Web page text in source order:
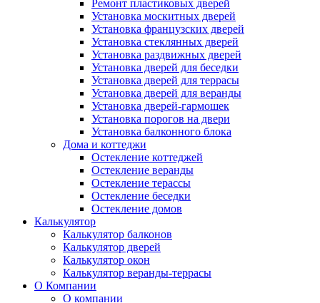
Ремонт пластиковых дверей
Установка москитных дверей
Установка французских дверей
Установка стеклянных дверей
Установка раздвижных дверей
Установка дверей для беседки
Установка дверей для террасы
Установка дверей для веранды
Установка дверей-гармошек
Установка порогов на двери
Установка балконного блока
Дома и коттеджи
Остекление коттеджей
Остекление веранды
Остекление терассы
Остекление беседки
Остекление домов
Калькулятор
Калькулятор балконов
Калькулятор дверей
Калькулятор окон
Калькулятор веранды-террасы
О Компании
О компании